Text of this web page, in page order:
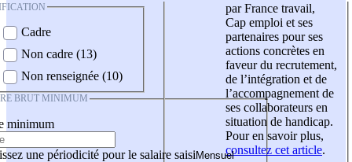
Cadre
Non cadre (13)
Non renseignée (10)
BRUT MINIMUM
minimum
une périodicité pour le salaire saisi
par France travail,
Cap emploi et ses
partenaires pour ses
actions concrètes en
faveur du recrutement,
de l’intégration et de
l’accompagnement de
ses collaborateurs en
situation de handicap.
Pour en savoir plus,
consultez cet article.